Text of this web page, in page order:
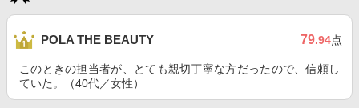
POLA THE BEAUTY 79.94点
このときの担当者が、とても親切丁寧な方だったので、信頼し
ていた。（40代／女性）